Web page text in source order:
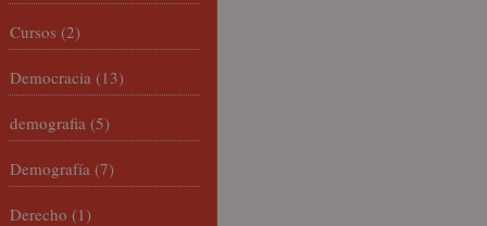
Cursos (2)
Democracia (13)
demografia (5)
Demografía (7)
Derecho (1)